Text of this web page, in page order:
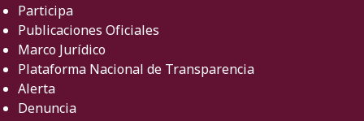
Participa
Publicaciones Oficiales
Marco Jurídico
Plataforma Nacional de Transparencia
Alerta
Denuncia